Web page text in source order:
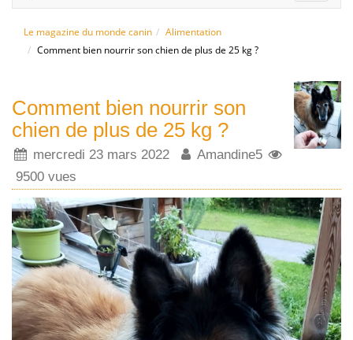
Le magazine du monde canin
Alimentation
Comment bien nourrir son chien de plus de 25 kg ?
Comment bien nourrir son
chien de plus de 25 kg ?
mercredi 23 mars 2022
Amandine5
9500 vues